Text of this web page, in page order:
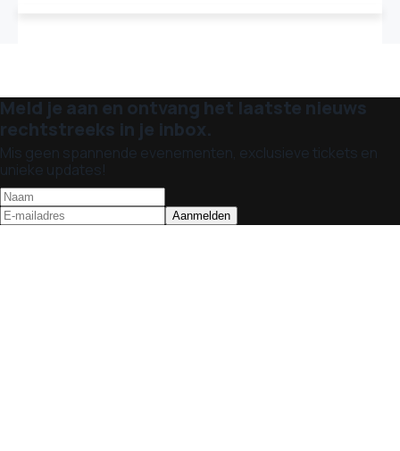
Meld je aan en ontvang het laatste nieuws
rechtstreeks in je inbox.
Mis geen spannende evenementen, exclusieve tickets en
unieke updates!